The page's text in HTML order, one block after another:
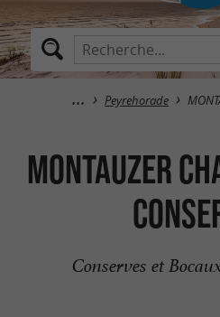
Peyrehorade
MONTAUZER
Conserves et